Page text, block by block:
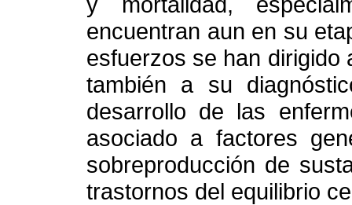
encuentran aun en su
esfuerzos se han dirigido
también a su
desarrollo de las
asociado a factores
sobreproducción de
trastornos del equilibrio